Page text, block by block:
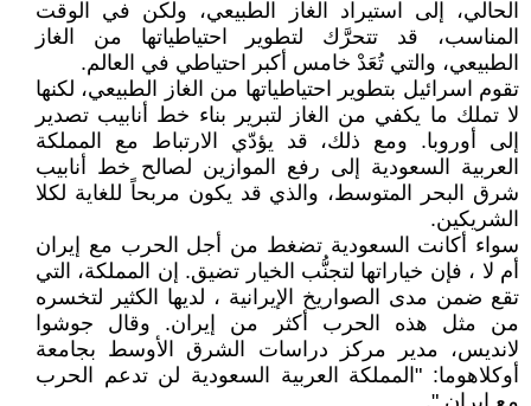
الحالي، إلى استيراد الغاز الطبيعي، ولكن في الوقت
المناسب، قد تتحرَّك لتطوير احتياطياتها من الغاز
الطبيعي، والتي تُعَدْ خامس أكبر احتياطي في العالم.
تقوم اسرائيل بتطوير احتياطياتها من الغاز الطبيعي، لكنها
لا تملك ما يكفي من الغاز لتبرير بناء خط أنابيب تصدير
إلى أوروبا. ومع ذلك، قد يؤدّي الارتباط مع المملكة
العربية السعودية إلى رفع الموازين لصالح خط أنابيب
شرق البحر المتوسط، والذي قد يكون مربحاً للغاية لكلا
الشريكين.
سواء أكانت السعودية تضغط من أجل الحرب مع إيران
أم لا ، فإن خياراتها لتجنُّب الخيار تضيق. إن المملكة، التي
تقع ضمن مدى الصواريخ الإيرانية ، لديها الكثير لتخسره
من مثل هذه الحرب أكثر من إيران. وقال جوشوا
لانديس، مدير مركز دراسات الشرق الأوسط بجامعة
أوكلاهوما: "المملكة العربية السعودية لن تدعم الحرب